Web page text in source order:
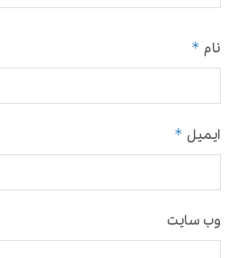
نام *
ایمیل *
وب‌ سایت